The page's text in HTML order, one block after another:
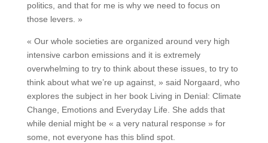
politics, and that for me is why we need to focus on
those levers. »
« Our whole societies are organized around very high
intensive carbon emissions and it is extremely
overwhelming to try to think about these issues, to try to
think about what we’re up against, » said Norgaard, who
explores the subject in her book Living in Denial: Climate
Change, Emotions and Everyday Life. She adds that
while denial might be « a very natural response » for
some, not everyone has this blind spot.